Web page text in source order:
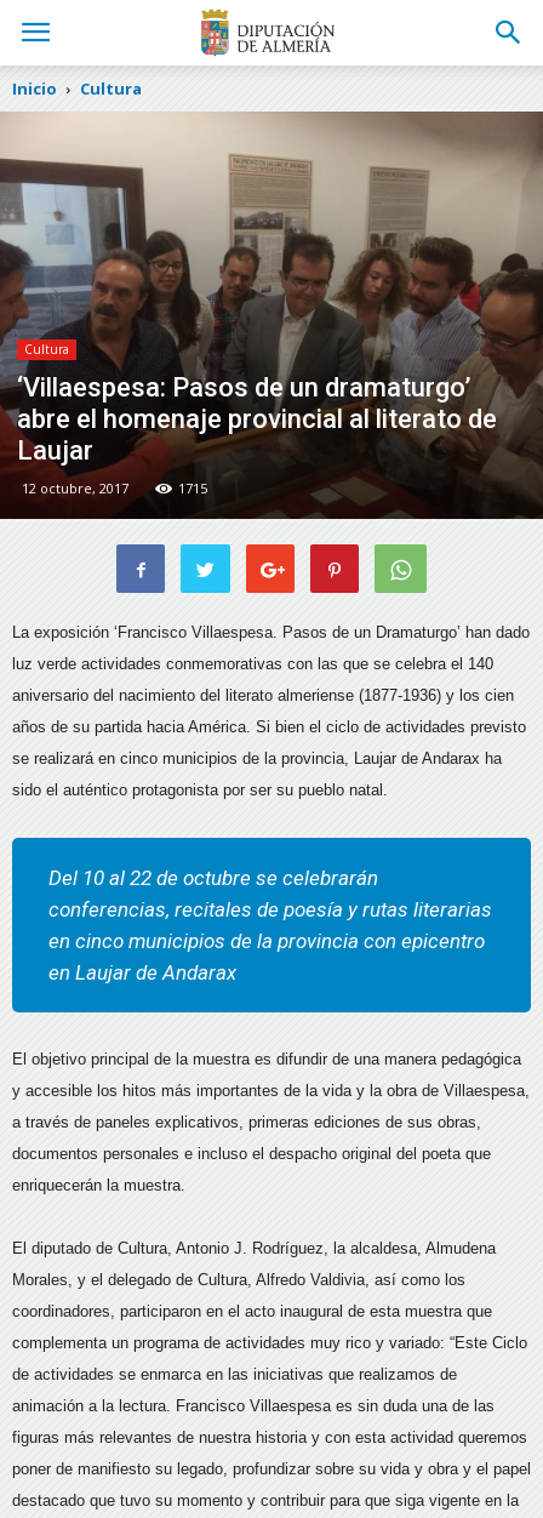
Inicio Cultura
Cultura
‘Villaespesa: Pasos de un dramaturgo’
abre el homenaje provincial al literato de
Laujar
12 octubre, 2017 1715
La exposición ‘Francisco Villaespesa. Pasos de un Dramaturgo’ han dado
luz verde actividades conmemorativas con las que se celebra el 140
aniversario del nacimiento del literato almeriense (1877-1936) y los cien
años de su partida hacia América. Si bien el ciclo de actividades previsto
se realizará en cinco municipios de la provincia, Laujar de Andarax ha
sido el auténtico protagonista por ser su pueblo natal.
Del 10 al 22 de octubre se celebrarán
conferencias, recitales de poesía y rutas literarias
en cinco municipios de la provincia con epicentro
en Laujar de Andarax
El objetivo principal de la muestra es difundir de una manera pedagógica
y accesible los hitos más importantes de la vida y la obra de Villaespesa,
a través de paneles explicativos, primeras ediciones de sus obras,
documentos personales e incluso el despacho original del poeta que
enriquecerán la muestra.
El diputado de Cultura, Antonio J. Rodríguez, la alcaldesa, Almudena
Morales, y el delegado de Cultura, Alfredo Valdivia, así como los
coordinadores, participaron en el acto inaugural de esta muestra que
complementa un programa de actividades muy rico y variado: “Este Ciclo
de actividades se enmarca en las iniciativas que realizamos de
animación a la lectura. Francisco Villaespesa es sin duda una de las
figuras más relevantes de nuestra historia y con esta actividad queremos
poner de manifiesto su legado, profundizar sobre su vida y obra y el papel
destacado que tuvo su momento y contribuir para que siga vigente en la